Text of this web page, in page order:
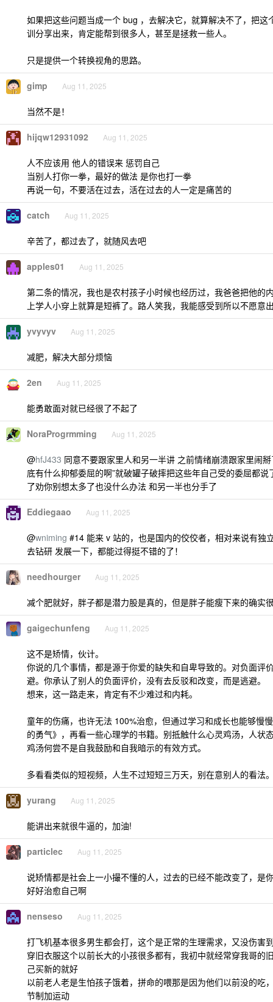
如果把这些问题当成一个 bug ，去解决它，就算解决不了，把这
训分享出来，肯定能帮到很多人，甚至是拯救一些人。
只是提供一个转换视角的思路。
gimp Aug 11, 2025
当然不是！
hijqw12931092 Aug 11, 2025
人不应该用 他人的错误来 惩罚自己
当别人打你一拳，最好的做法 是你也打一拳
再说一句，不要活在过去，活在过去的人一定是痛苦的
catch Aug 11, 2025
辛苦了，都过去了，就随风去吧
apples01 Aug 11, 2025
第二条的情况，我也是农村孩子小时候也经历过，我爸爸把他的
上学人小穿上就算是短裤了。路人笑我，我能感受到所以不愿意
yvyvyv Aug 11, 2025
减肥，解决大部分烦恼
2en Aug 11, 2025
能勇敢面对就已经很了不起了
NoraProgrmming Aug 11, 2025
@hfJ433 同意不要跟家里人和另一半讲 之前情绪崩溃跟家里闹
底有什么抑郁委屈的啊”就破罐子破摔把这些年自己受的委屈都
了劝你别想太多了也没什么办法 和另一半也分手了
Eddiegaao Aug 11, 2025
@wniming #14 能来 v 站的，也是国内的佼佼者，相对来说有独
去钻研 发展一下，都能过得挺不错的了！
needhourger Aug 11, 2025
减个肥就好，胖子都是潜力股是真的，但是胖子能瘦下来的确实
gaigechunfeng Aug 11, 2025
这不是矫情，伙计。
你说的几个事情，都是源于你爱的缺失和自卑导致的。对负面评
避。你承认了别人的负面评价，没有去反驳和改变，而是逃避。
想来，这一路走来，肯定有不少难过和内耗。
童年的伤痛，也许无法 100%治愈，但通过学习和成长也能够慢
的勇气》，再看一些心理学的书籍。别抵触什么心灵鸡汤，人状
鸡汤何尝不是自我鼓励和自我暗示的有效方式。
多看看类似的短视频，人生不过短短三万天，别在意别人的看法
yurang Aug 11, 2025
能讲出来就很牛逼的，加油!
particlec Aug 11, 2025
说矫情都是社会上一小撮不懂的人，过去的已经不能改变了，是
好好治愈自己啊
nenseso Aug 11, 2025
打飞机基本很多男生都会打，这个是正常的生理需求，又没伤害
穿旧衣服这个以前长大的小孩很多都有，我初中就经常穿我哥的
己买新的就好
以前老人老是生怕孩子饿着，拼命的喂那是因为他们以前没的吃
节制加运动